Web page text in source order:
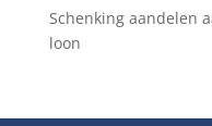
Schenking aandelen
loon